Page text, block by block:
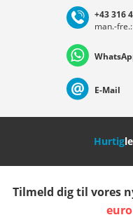
Deutschland
Nederland
+43 316
man.-
E-Mail
Hurtig
Tilmeld dig til vores